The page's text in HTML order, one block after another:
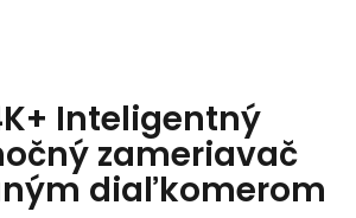
Inteligentný
zameriavač
diaľkomerom